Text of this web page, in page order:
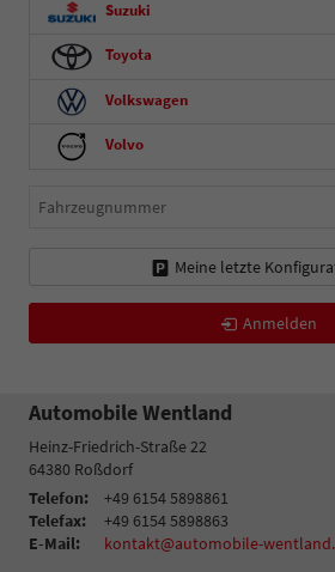
Suzuki
Toyota
Volkswagen
Volvo
Fahrzeugnummer
Meine letzte
Anmelden
Automobile Wentland
Heinz-Friedrich-Straße 22
64380 Roßdorf
Telefon:
+49 6154 5898861
Telefax:
+49 6154 5898863
E-Mail:
kontakt@automobile-